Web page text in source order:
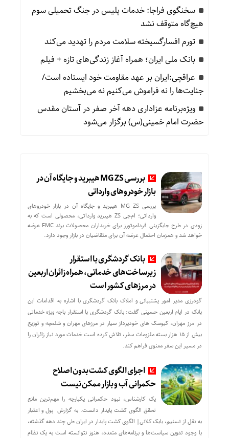
سخنگوی فراجا: خدمات پلیس در جنگ تحمیلی سوم
هیچ‌گاه متوقف نشد
تورم افسارگسیخته سلامت مردم را تهدید می‌کند
بانک ملی ایران؛ همراه آغاز زندگی‌های تازه + فیلم
عراقچی:ایران بر عهد مقاومت خود ایستاده است/
جنایت‌ها را نه فراموش می‌کنیم نه می‌بخشیم
ویژه‌برنامه عزاداری دهه آخر صفر در آستان مقدس
حضرت امام خمینی(س) برگزار می‌شود
بررسی MG ZS هیبرید و جایگاه آن در
بازار خودروهای وارداتی
بررسی MG ZS هیبرید و جایگاه آن در بازار خودروهای
وارداتی؛ ام‌جی ZS هیبرید وارداتی، محصولی است که به
زودی در طرح جایگزینی فرداموتورز برای خریداران محصولات برند FMC عرضه
خواهد شد و همزمان احتمال عرضه آن برای متقاضیان در بازار وجود دارد.
بانک گردشگری با استقرار
زیرساخت‌های خدماتی، همراه زائران اربعین
در مرزهای کشور است
گودرزی مدیر امور پشتیبانی و املاک بانک گردشگری با اشاره به اقدامات این
بانک در ایام اربعین حسینی گفت: بانک گردشگری با استقرار باجه ویژه خدماتی
در مرز مهران، کیوسک های خودپرداز سیار در مرزهای مهران و شلمچه و توزیع
بیش از ۱۵ هزار بسته ملزومات سفر، تلاش کرده است خدمات مورد نیاز زائران را
در مسیر این سفر معنوی فراهم کند.
اجرای الگوی کشت بدون اصلاح
حکمرانی آب و بازار ممکن نیست
یک کارشناس، نبود حکمرانی یکپارچه را مهم‌ترین مانع
تحقق الگوی کشت پایدار دانست. به گزارش پول و اعتبار
به نقل از تسنیم، بابک کلانی| الگوی کشت پایدار در ایران طی چند دهه گذشته،
با وجود تدوین سیاست‌ها و برنامه‌های متعدد، هنوز نتوانسته است به یک نظام